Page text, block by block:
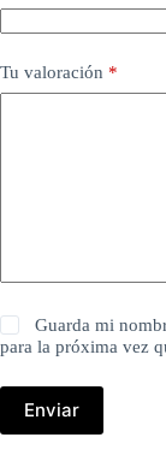
Tu valoración *
Guarda mi
para la próxima vez
Enviar